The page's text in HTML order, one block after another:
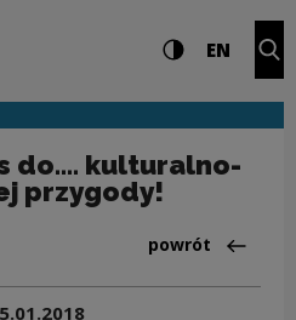
Ustawienia i Wysoki
EN
do.... kulturalno-
przygody!
Powrót
powrót